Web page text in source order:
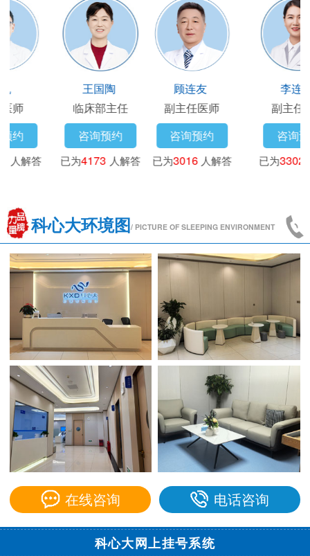
主任医师
已为3718人解答
临床部主任
咨询预约
已为4173人解答
副主任医师
已为3016 人解答
科心大环境图/ PICTURE OF SLEEPING ENVIRONMENT
在线咨询 电话咨询
科心大网上挂号系统